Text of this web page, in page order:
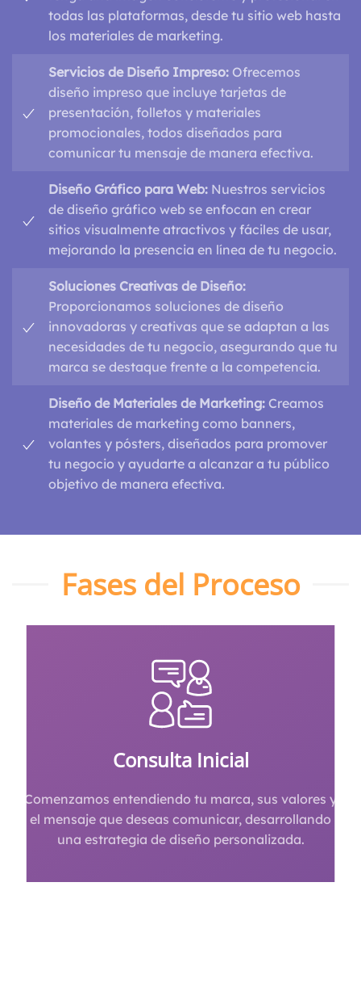
todas las plataformas, desde tu sitio web hasta
los materiales de marketing.
Servicios de Diseño Impreso: Ofrecemos
diseño impreso que incluye tarjetas de
presentación, folletos y materiales
promocionales, todos diseñados para
comunicar tu mensaje de manera efectiva.
Diseño Gráfico para Web: Nuestros servicios
de diseño gráfico web se enfocan en crear
sitios visualmente atractivos y fáciles de usar,
mejorando la presencia en línea de tu negocio.
Soluciones Creativas de Diseño:
Proporcionamos soluciones de diseño
innovadoras y creativas que se adaptan a las
necesidades de tu negocio, asegurando que tu
marca se destaque frente a la competencia.
Diseño de Materiales de Marketing: Creamos
materiales de marketing como banners,
volantes y pósters, diseñados para promover
tu negocio y ayudarte a alcanzar a tu público
objetivo de manera efectiva.
Fases del Proceso
Consulta Inicial
Comenzamos entendiendo tu marca, sus valores y
el mensaje que deseas comunicar, desarrollando
una estrategia de diseño personalizada.